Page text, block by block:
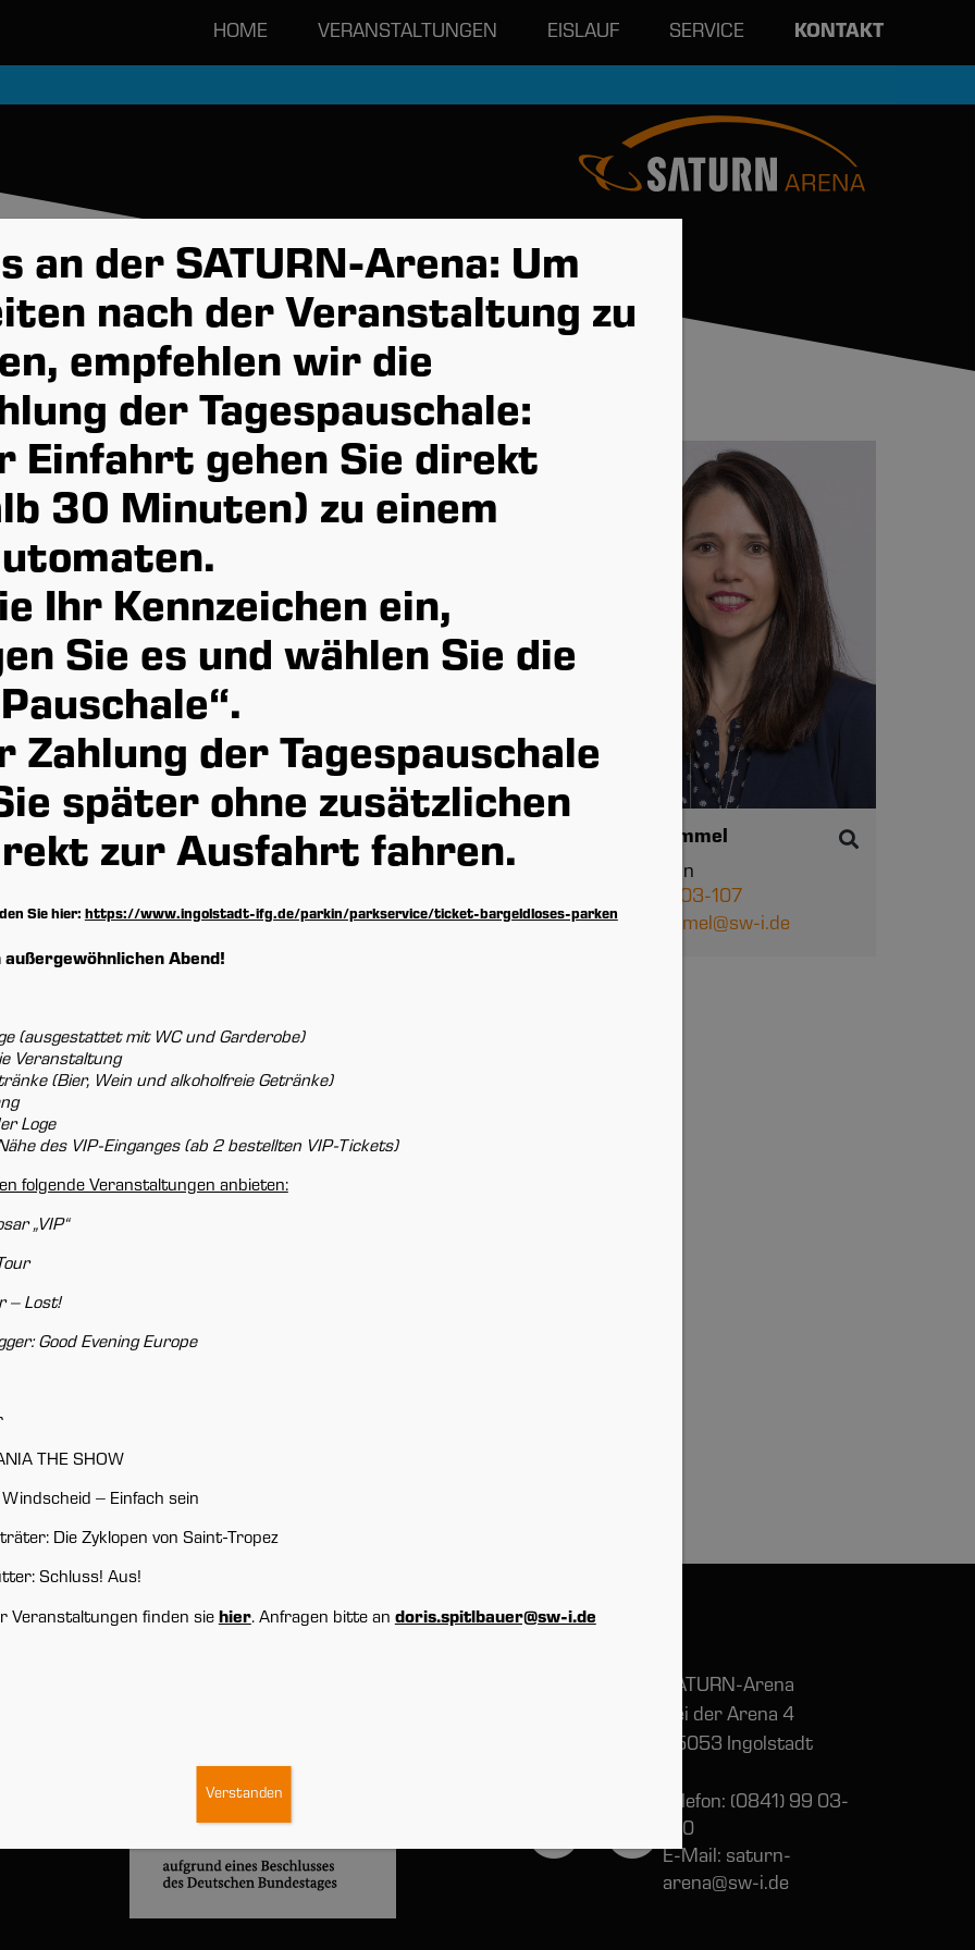
HOME VERANSTALTUNGEN EISLAUF SERVICE KONTAKT
i.de
Doris Spitlbauer
Assistentin
doris.spitlbauer@sw-i.de
Anita Hummel
Assistentin
(0841) 9903-107
anita.hummel@sw-i.de
105
i.de
SATURN-Arena
Bei der Arena 4
85053 Ingolstadt
Telefon: (0841) 99 03-
100
E-Mail: saturn-
arena@sw-i.de
an der SATURN-Arena: Um
nach der Veranstaltung zu
empfehlen wir die
der Tagespauschale:
Einfahrt gehen Sie direkt
30 Minuten) zu einem
Ihr Kennzeichen ein,
Sie es und wählen Sie die
Zahlung der Tagespauschale
später ohne zusätzlichen
zur Ausfahrt fahren.
Sie hier: https://www.ingolstadt-ifg.de/parkin/parkservice/ticket-bargeldloses-parken
Abend!
(ausgestattet mit WC und Garderobe)
Veranstaltung
(Bier, Wein und alkoholfreie Getränke)
Loge
des VIP-Einganges (ab 2 bestellten VIP-Tickets)
folgende Veranstaltungen anbieten:
„VIP“
– Lost!
Good Evening Europe
THE SHOW
– Einfach sein
Die Zyklopen von Saint-Tropez
Schluss! Aus!
Veranstaltungen finden sie hier. Anfragen bitte an doris.spitlbauer@sw-i.de
Verstanden